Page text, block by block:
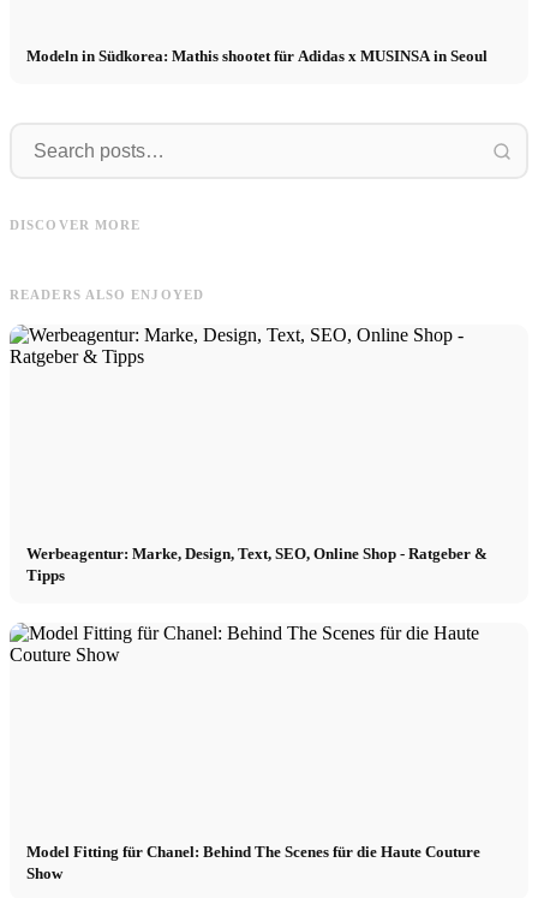
Modeln in Südkorea: Mathis shootet für Adidas x MUSINSA in Seoul
DISCOVER MORE
Colección - "Oda al océano" + Video
READERS ALSO ENJOYED
Werbeagentur: Marke, Design, Text, SEO, Online Shop - Ratgeber &
Tipps
Model Fitting für Chanel: Behind The Scenes für die Haute Couture
Show